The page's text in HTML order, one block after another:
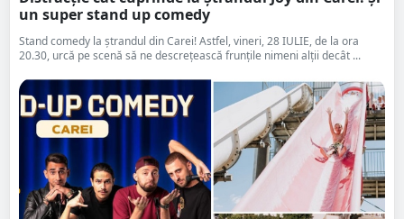
un super stand up comedy
Stand comedy la ștrandul din Carei! Astfel, vineri, 28 IULIE, de la ora
20.30, urcă pe scenă să ne descrețească frunțile nimeni alții decât ...